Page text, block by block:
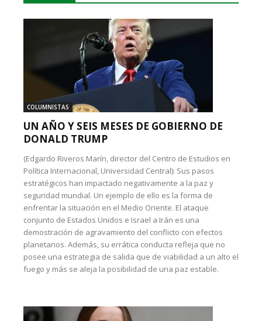
COLUMNISTAS
UN AÑO Y SEIS MESES DE GOBIERNO DE
DONALD TRUMP
(Edgardo Riveros Marín, director del Centro de Estudios en
Política Internacional, Universidad Central): Sus pasos
estratégicos han impactado negativamente a la paz y
seguridad mundial. Un ejemplo de ello es la forma de
enfrentar la situación en el Medio Oriente. El ataque
conjunto de Estados Unidos e Israel a Irán es una
demostración de agravamiento del conflicto con efectos
planetarios. Además, su errática conducta refleja que no
posee una estrategia de salida que de viabilidad a un alto el
fuego y más se aleja la posibilidad de una paz estable.